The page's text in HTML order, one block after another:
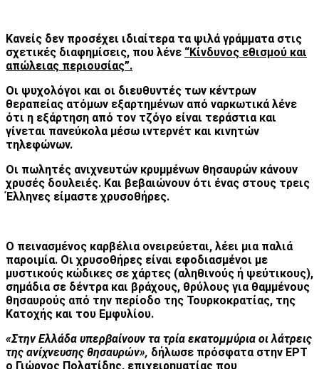
Κανείς δεν προσέχει ιδιαίτερα τα ψιλά γράμματα στις
σχετικές διαφημίσεις, που λένε “Κίνδυνος εθισμού και
απώλειας περιουσίας”.
Οι ψυχολόγοι και οι διευθυντές των κέντρων
θεραπείας ατόμων εξαρτημένων από ναρκωτικά λένε
ότι η εξάρτηση από τον τζόγο είναι τεράστια και
γίνεται πανεύκολα μέσω ιντερνέτ και κινητών
τηλεφώνων.
Οι πωλητές ανιχνευτών κρυμμένων θησαυρών κάνουν
χρυσές δουλειές. Και βεβαιώνουν ότι ένας στους τρεις
Έλληνες είμαστε χρυσοθήρες.
Ο πεινασμένος καρβέλια ονειρεύεται, λέει μια παλιά
παροιμία. Οι χρυσοθήρες είναι εφοδιασμένοι με
μυστικούς κώδικες σε χάρτες (αληθινούς ή ψεύτικους),
σημάδια σε δέντρα και βράχους, θρύλους για θαμμένους
θησαυρούς από την περίοδο της Τουρκοκρατίας, της
Κατοχής και του Εμφυλίου.
«Στην Ελλάδα υπερβαίνουν τα τρία εκατομμύρια οι λάτρεις
της ανίχνευσης θησαυρών», δήλωσε πρόσφατα στην ΕΡΤ
ο Γιώργος Πολατίδης, επιχειρηματίας που